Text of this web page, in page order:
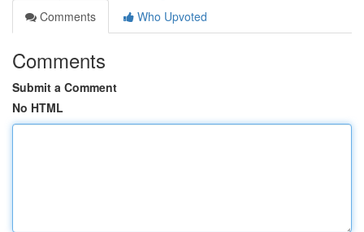
Comments
Who Upvoted
Comments
Submit a Comment
No HTML